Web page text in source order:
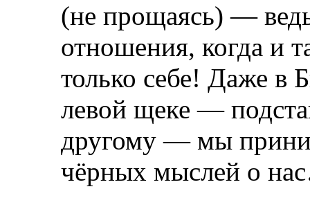
(не прощаясь) —
отношения, когда и
только себе! Даже в
левой щеке —
другому — мы
чёрных мыслей о